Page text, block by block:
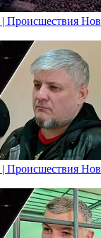
Происшествия
Происшествия